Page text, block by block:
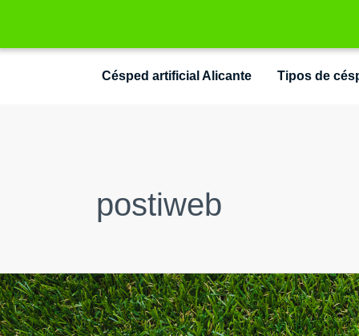
Césped artificial Alicante Tipos de
postiweb